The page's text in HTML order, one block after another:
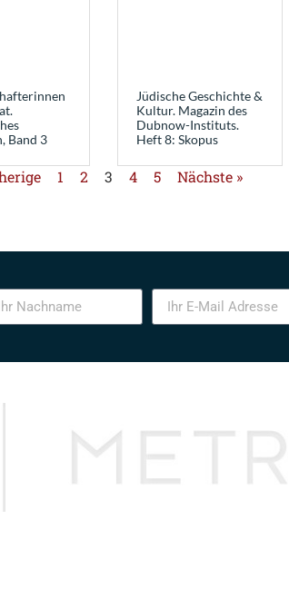
Band 3
Jüdische Geschichte &
Kultur. Magazin des
Dubnow-Instituts.
Heft 8: Skopus
1 2 3 4 5 Nächste »